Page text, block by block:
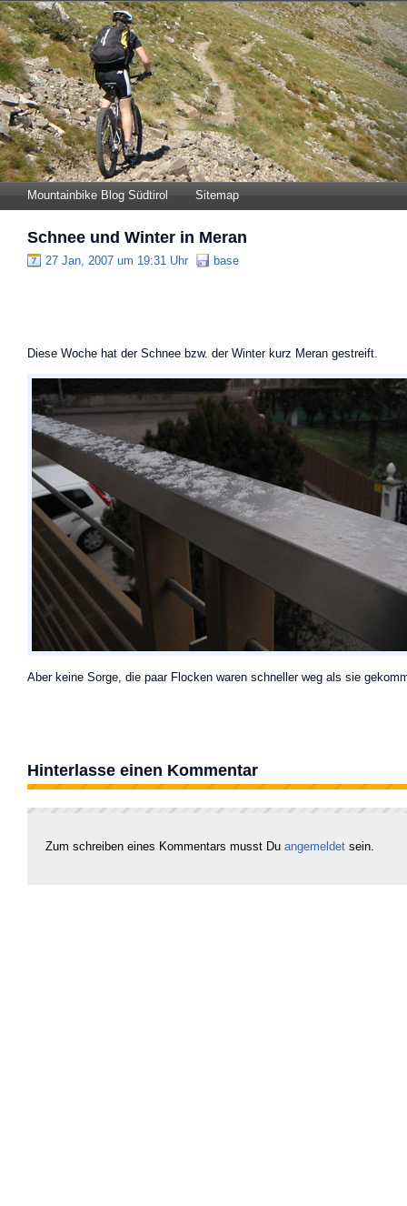
Mountainbike Blog Südtirol Sitemap
Schnee und Winter in Meran
27 Jan, 2007 um 19:31 Uhr base
Diese Woche hat der Schnee bzw. der Winter kurz Meran gestreift.
Aber keine Sorge, die paar Flocken waren schneller weg als sie
Hinterlasse einen Kommentar
Zum schreiben eines Kommentars musst Du angemeldet sein.